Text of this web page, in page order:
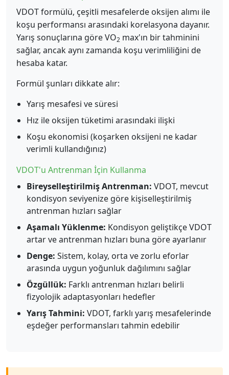
VDOT formülü, çeşitli mesafelerde oksijen alımı ile
koşu performansı arasındaki korelasyona dayanır.
Yarış sonuçlarına göre VO2 max'ın bir tahminini
sağlar, ancak aynı zamanda koşu verimliliğini de
hesaba katar.
Formül şunları dikkate alır:
Yarış mesafesi ve süresi
Hız ile oksijen tüketimi arasındaki ilişki
Koşu ekonomisi (koşarken oksijeni ne kadar
verimli kullandığınız)
VDOT'u Antrenman İçin Kullanma
Bireyselleştirilmiş Antrenman: VDOT, mevcut
kondisyon seviyenize göre kişiselleştirilmiş
antrenman hızları sağlar
Aşamalı Yüklenme: Kondisyon geliştikçe VDOT
artar ve antrenman hızları buna göre ayarlanır
Denge: Sistem, kolay, orta ve zorlu eforlar
arasında uygun yoğunluk dağılımını sağlar
Özgüllük: Farklı antrenman hızları belirli
fizyolojik adaptasyonları hedefler
Yarış Tahmini: VDOT, farklı yarış mesafelerinde
eşdeğer performansları tahmin edebilir